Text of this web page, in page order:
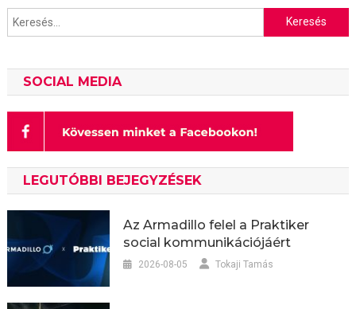
Keresés:
SOCIAL MEDIA
LEGUTÓBBI BEJEGYZÉSEK
Az Armadillo felel a Praktiker
social kommunikációjáért
2026-08-05 Tokaji Tamás